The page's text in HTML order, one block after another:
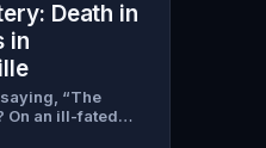
Death in
in
“The
On an ill-fated
wrong for